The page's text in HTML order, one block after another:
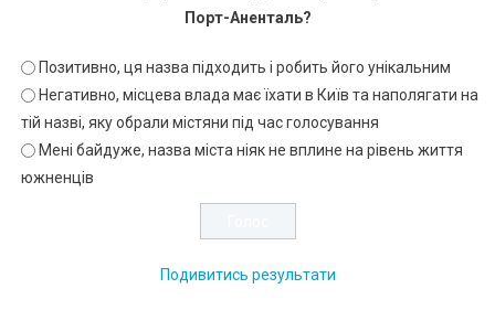
Порт-Аненталь?
Позитивно, ця назва підходить і робить його унікальним
Негативно, місцева влада має їхати в Київ та наполягати на
тій назві, яку обрали містяни під час голосування
Мені байдуже, назва міста ніяк не вплине на рівень життя
южненців
Подивитись результати